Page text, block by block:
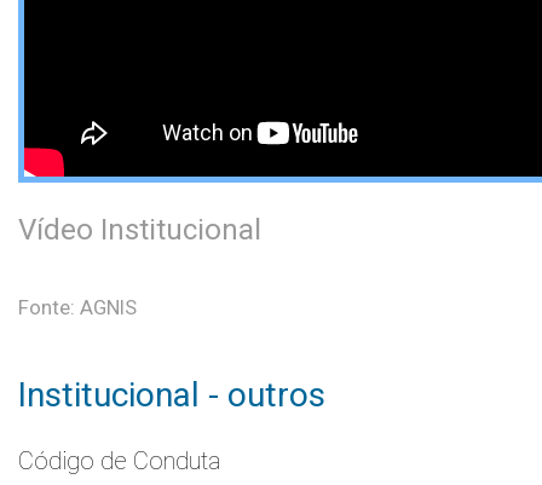
Vídeo Institucional
Fonte: AGNIS
Institucional - outros
Código de Conduta